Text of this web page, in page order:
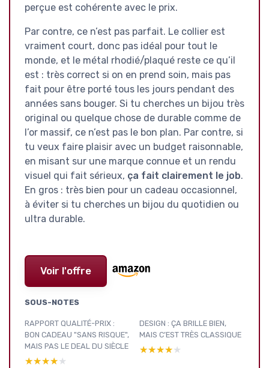
perçue est cohérente avec le prix.
Par contre, ce n’est pas parfait. Le collier est
vraiment court, donc pas idéal pour tout le
monde, et le métal rhodié/plaqué reste ce qu’il
est : très correct si on en prend soin, mais pas
fait pour être porté tous les jours pendant des
années sans bouger. Si tu cherches un bijou très
original ou quelque chose de durable comme de
l’or massif, ce n’est pas le bon plan. Par contre, si
tu veux faire plaisir avec un budget raisonnable,
en misant sur une marque connue et un rendu
visuel qui fait sérieux, ça fait clairement le job.
En gros : très bien pour un cadeau occasionnel,
à éviter si tu cherches un bijou du quotidien ou
ultra durable.
Voir l'offre
SOUS-NOTES
RAPPORT QUALITÉ-PRIX :
BON CADEAU "SANS RISQUE",
MAIS PAS LE DEAL DU SIÈCLE
★★★★★
★★★★★
DESIGN : ÇA BRILLE BIEN,
MAIS C’EST TRÈS CLASSIQUE
★★★★★
★★★★★